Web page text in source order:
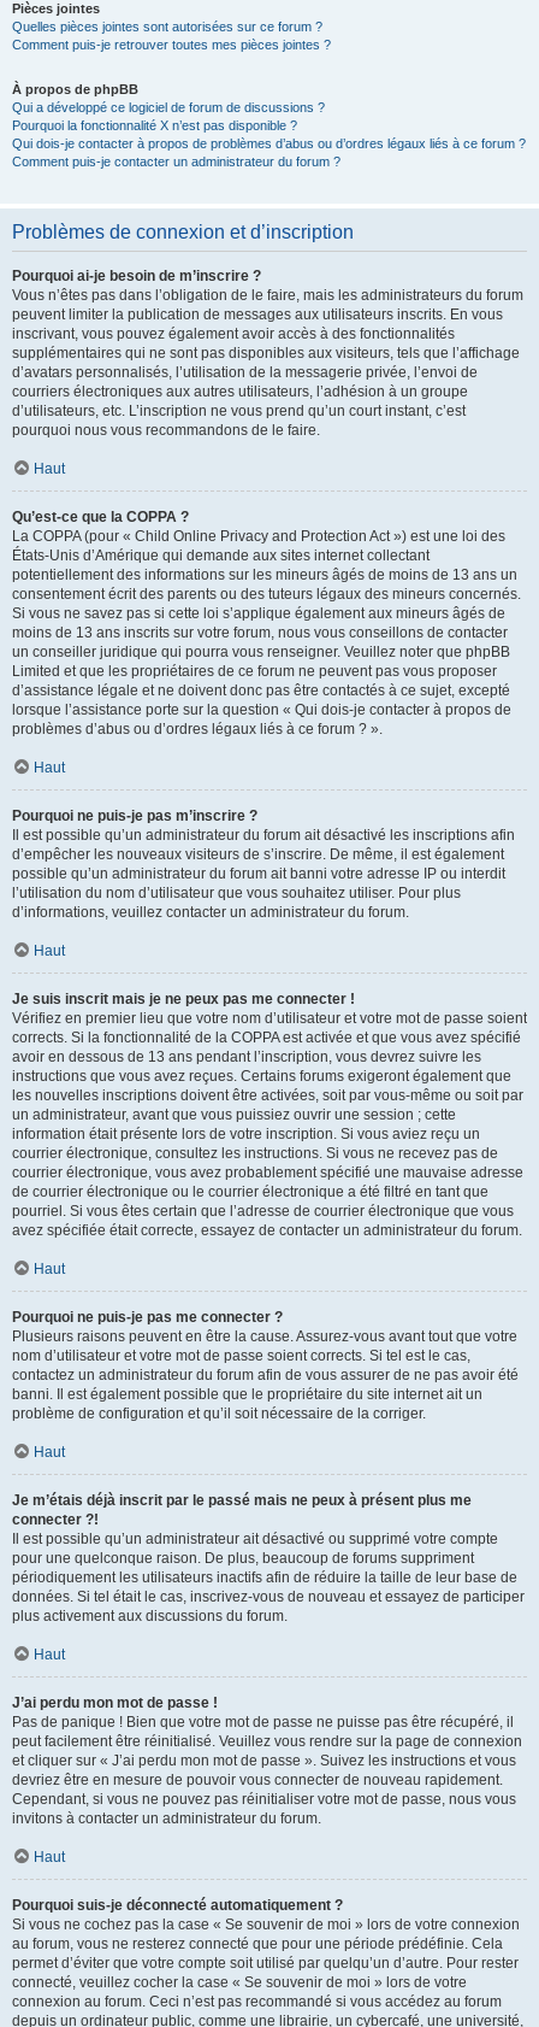
Pièces jointes
Quelles pièces jointes sont autorisées sur ce forum ?
Comment puis-je retrouver toutes mes pièces jointes ?
À propos de phpBB
Qui a développé ce logiciel de forum de discussions ?
Pourquoi la fonctionnalité X n’est pas disponible ?
Qui dois-je contacter à propos de problèmes d’abus ou d’ordres légaux liés à ce forum ?
Comment puis-je contacter un administrateur du forum ?
Problèmes de connexion et d’inscription
Pourquoi ai-je besoin de m’inscrire ?
Vous n’êtes pas dans l’obligation de le faire, mais les administrateurs du forum
peuvent limiter la publication de messages aux utilisateurs inscrits. En vous
inscrivant, vous pouvez également avoir accès à des fonctionnalités
supplémentaires qui ne sont pas disponibles aux visiteurs, tels que l’affichage
d’avatars personnalisés, l’utilisation de la messagerie privée, l’envoi de
courriers électroniques aux autres utilisateurs, l’adhésion à un groupe
d’utilisateurs, etc. L’inscription ne vous prend qu’un court instant, c’est
pourquoi nous vous recommandons de le faire.
Haut
Qu’est-ce que la COPPA ?
La COPPA (pour « Child Online Privacy and Protection Act ») est une loi des
États-Unis d’Amérique qui demande aux sites internet collectant
potentiellement des informations sur les mineurs âgés de moins de 13 ans un
consentement écrit des parents ou des tuteurs légaux des mineurs concernés.
Si vous ne savez pas si cette loi s’applique également aux mineurs âgés de
moins de 13 ans inscrits sur votre forum, nous vous conseillons de contacter
un conseiller juridique qui pourra vous renseigner. Veuillez noter que phpBB
Limited et que les propriétaires de ce forum ne peuvent pas vous proposer
d’assistance légale et ne doivent donc pas être contactés à ce sujet, excepté
lorsque l’assistance porte sur la question « Qui dois-je contacter à propos de
problèmes d’abus ou d’ordres légaux liés à ce forum ? ».
Haut
Pourquoi ne puis-je pas m’inscrire ?
Il est possible qu’un administrateur du forum ait désactivé les inscriptions afin
d’empêcher les nouveaux visiteurs de s’inscrire. De même, il est également
possible qu’un administrateur du forum ait banni votre adresse IP ou interdit
l’utilisation du nom d’utilisateur que vous souhaitez utiliser. Pour plus
d’informations, veuillez contacter un administrateur du forum.
Haut
Je suis inscrit mais je ne peux pas me connecter !
Vérifiez en premier lieu que votre nom d’utilisateur et votre mot de passe soient
corrects. Si la fonctionnalité de la COPPA est activée et que vous avez spécifié
avoir en dessous de 13 ans pendant l’inscription, vous devrez suivre les
instructions que vous avez reçues. Certains forums exigeront également que
les nouvelles inscriptions doivent être activées, soit par vous-même ou soit par
un administrateur, avant que vous puissiez ouvrir une session ; cette
information était présente lors de votre inscription. Si vous aviez reçu un
courrier électronique, consultez les instructions. Si vous ne recevez pas de
courrier électronique, vous avez probablement spécifié une mauvaise adresse
de courrier électronique ou le courrier électronique a été filtré en tant que
pourriel. Si vous êtes certain que l’adresse de courrier électronique que vous
avez spécifiée était correcte, essayez de contacter un administrateur du forum.
Haut
Pourquoi ne puis-je pas me connecter ?
Plusieurs raisons peuvent en être la cause. Assurez-vous avant tout que votre
nom d’utilisateur et votre mot de passe soient corrects. Si tel est le cas,
contactez un administrateur du forum afin de vous assurer de ne pas avoir été
banni. Il est également possible que le propriétaire du site internet ait un
problème de configuration et qu’il soit nécessaire de la corriger.
Haut
Je m’étais déjà inscrit par le passé mais ne peux à présent plus me
connecter ?!
Il est possible qu’un administrateur ait désactivé ou supprimé votre compte
pour une quelconque raison. De plus, beaucoup de forums suppriment
périodiquement les utilisateurs inactifs afin de réduire la taille de leur base de
données. Si tel était le cas, inscrivez-vous de nouveau et essayez de participer
plus activement aux discussions du forum.
Haut
J’ai perdu mon mot de passe !
Pas de panique ! Bien que votre mot de passe ne puisse pas être récupéré, il
peut facilement être réinitialisé. Veuillez vous rendre sur la page de connexion
et cliquer sur « J’ai perdu mon mot de passe ». Suivez les instructions et vous
devriez être en mesure de pouvoir vous connecter de nouveau rapidement.
Cependant, si vous ne pouvez pas réinitialiser votre mot de passe, nous vous
invitons à contacter un administrateur du forum.
Haut
Pourquoi suis-je déconnecté automatiquement ?
Si vous ne cochez pas la case « Se souvenir de moi » lors de votre connexion
au forum, vous ne resterez connecté que pour une période prédéfinie. Cela
permet d’éviter que votre compte soit utilisé par quelqu’un d’autre. Pour rester
connecté, veuillez cocher la case « Se souvenir de moi » lors de votre
connexion au forum. Ceci n’est pas recommandé si vous accédez au forum
depuis un ordinateur public, comme une librairie, un cybercafé, une université,